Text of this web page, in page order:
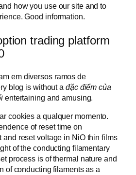
how you use our site and to
Good information.
trading platform
em diversos ramos de
blog is without a đặc điểm của
entertaining and amusing.
cookies a qualquer momento.
of reset time on
and reset voltage in NiO thin films
of the conducting filamentary
process is of thermal nature and
of conducting filaments as a